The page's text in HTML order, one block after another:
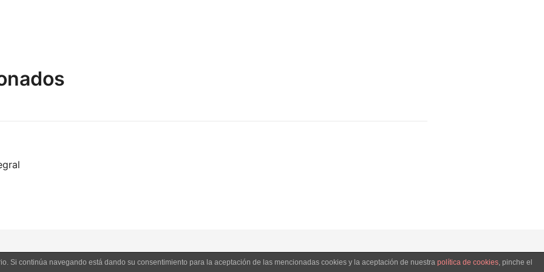
Si continúa navegando está dando su consentimiento para la aceptación de las mencionadas cookies y la aceptación de nuestra política de cookies, pinche el